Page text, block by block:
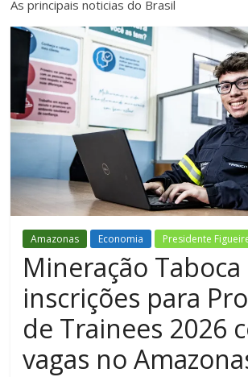
informativo
eletrônico
Presidente
Figueiredo
As principais noticias do Brasil
Amazonas Economia Presidente
Mineração
inscrições para
de Trainees 2026
vagas no